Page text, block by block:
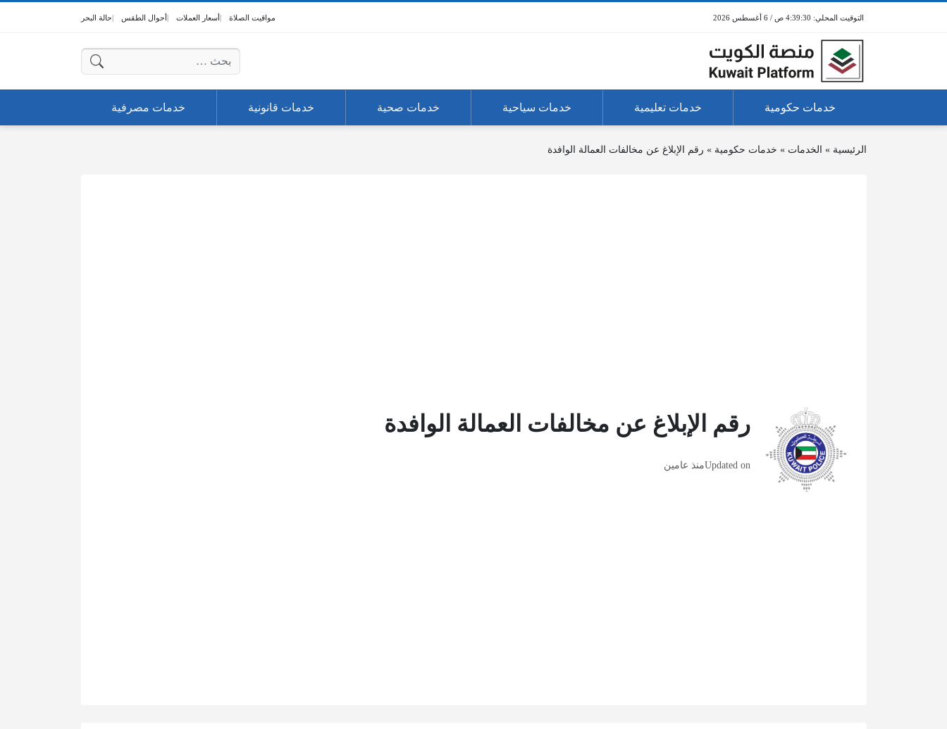
4:39:30 ص / 6 أغسطس 2026 مواقيت الصلاة أسعار العملات أحوال الطقس حالة البحر
البحث عن:
خدمات حكومية خدمات تعليمية خدمات سياحية خدمات صحية خدمات قانونية خدمات مصرفية
الرئيسية » الخدمات » خدمات حكومية » رقم الإبلاغ عن مخالفات العمالة الوافدة
رقم الإبلاغ عن مخالفات العمالة الوافدة
Updated onمنذ عامين